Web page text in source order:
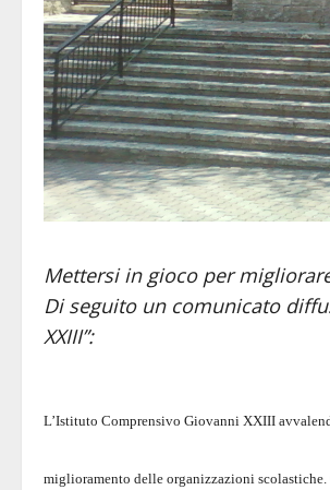
Mettersi in gioco per
Di seguito un comunicato
XXIII”:
L’Istituto Comprensivo Giovanni XXIII
miglioramento delle organizzazioni